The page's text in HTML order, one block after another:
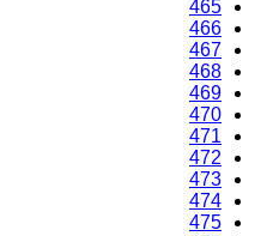
465
466
467
468
469
470
471
472
473
474
475